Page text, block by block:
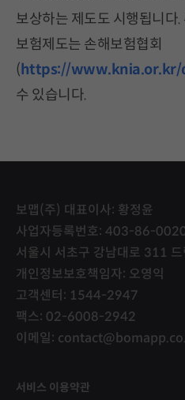
보상하는 제도도 시행됩니다
보험제도는 손해보험협회
(https://www.knia.or.kr/
수 있습니다.
보맵(주) 대표이사: 황정윤
사업자등록번호: 403-86-
서울시 서초구 강남대로 311
개인정보보호책임자: 오영익
고객센터: 1544-2947
팩스: 02-6008-2942
이메일:
서비스 이용약관